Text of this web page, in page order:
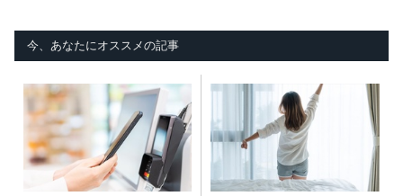
今、あなたにオススメの記事